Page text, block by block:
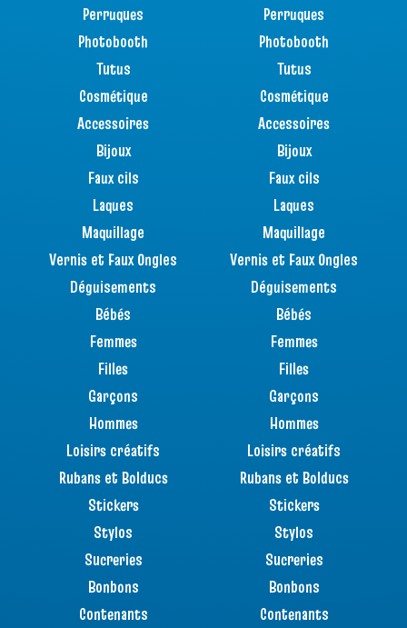
Perruques
Photobooth
Tutus
Cosmétique
Accessoires
Bijoux
Faux cils
Laques
Maquillage
Vernis et Faux Ongles
Déguisements
Bébés
Femmes
Filles
Garçons
Hommes
Loisirs créatifs
Rubans et Bolducs
Stickers
Stylos
Sucreries
Bonbons
Contenants
Perruques
Photobooth
Tutus
Cosmétique
Accessoires
Bijoux
Faux cils
Laques
Maquillage
Vernis et Faux Ongles
Déguisements
Bébés
Femmes
Filles
Garçons
Hommes
Loisirs créatifs
Rubans et Bolducs
Stickers
Stylos
Sucreries
Bonbons
Contenants